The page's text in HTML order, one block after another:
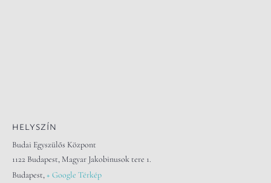
HELYSZÍN
Budai Egyszülős Központ
1122 Budapest, Magyar Jakobinusok tere 1.
Budapest, + Google Térkép